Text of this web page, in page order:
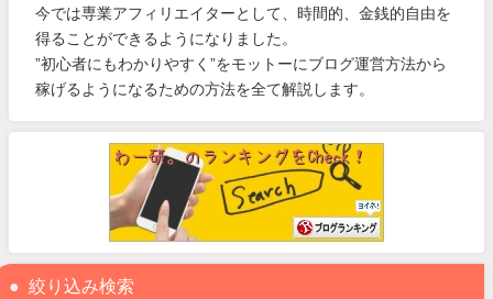
今では専業アフィリエイターとして、時間的、金銭的自由を
得ることができるようになりました。
”初心者にもわかりやすく”をモットーにブログ運営方法から
稼げるようになるための方法を全て解説します。
絞り込み検索